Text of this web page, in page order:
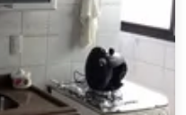
Parque das Águas,
e diversos